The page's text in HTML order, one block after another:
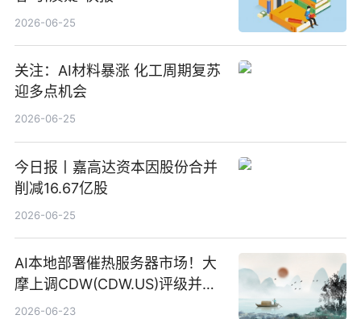
2026-06-25
关注：AI材料暴涨 化工周期复苏
迎多点机会
2026-06-25
今日报丨嘉高达资本因股份合并
削减16.67亿股
2026-06-25
AI本地部署催热服务器市场！大
摩上调CDW(CDW.US)评级并看
高IBM(IBM.US)戴尔(DELL.US)
2026-06-23